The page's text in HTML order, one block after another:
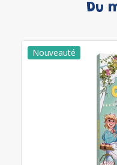
Du